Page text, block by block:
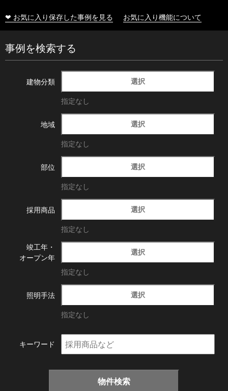
❤ お気に入り保存した事例を見る お気に入り機能について
事例を検索する
建物分類 選択
指定なし
地域 選択
指定なし
部位 選択
指定なし
採用商品 選択
指定なし
竣工年・
オープン年
選択
指定なし
照明手法 選択
指定なし
キーワード
物件検索